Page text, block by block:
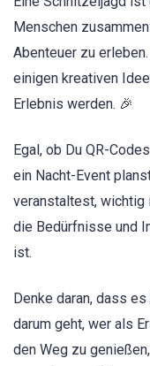
Menschen
Abenteuer zu
einigen kreativen
Erlebnis werden. 🎉
Egal, ob Du QR-
ein Nacht-Event
veranstaltest, wichtig
die Bedürfnisse und
ist.
Denke daran, dass
darum geht, wer als
den Weg zu